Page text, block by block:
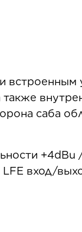
саба
вход/